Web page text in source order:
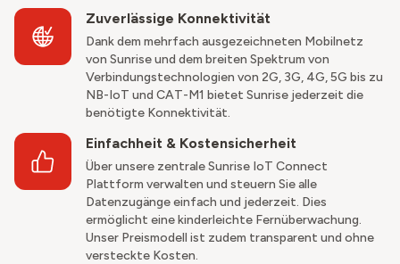
Zuverlässige Konnektivität​
Dank dem mehrfach ausgezeichneten Mobilnetz
von Sunrise und dem breiten Spektrum von
Verbindungstechnologien von 2G, 3G, 4G, 5G bis zu
NB-IoT und CAT-M1 bietet Sunrise jederzeit die
benötigte Konnektivität. ​
Einfachheit & Kostensicherheit​
Über unsere zentrale Sunrise IoT Connect
Plattform verwalten und steuern Sie alle
Datenzugänge einfach und jederzeit. Dies
ermöglicht eine kinderleichte Fernüberwachung.
Unser Preismodell ist zudem transparent und ohne
versteckte Kosten.​